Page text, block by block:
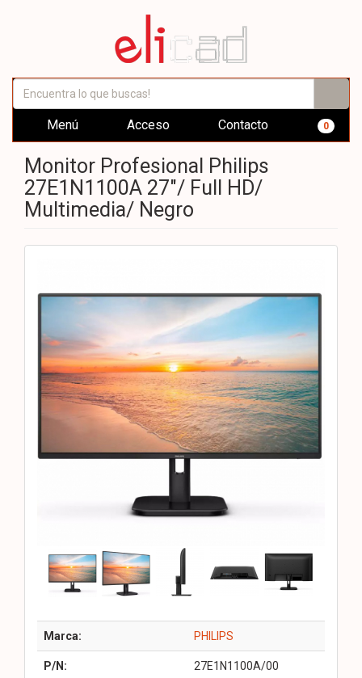
Menú Acceso Contacto 0
Monitor Profesional Philips
27E1N1100A 27"/ Full HD/
Multimedia/ Negro
Marca: PHILIPS
P/N: 27E1N1100A/00